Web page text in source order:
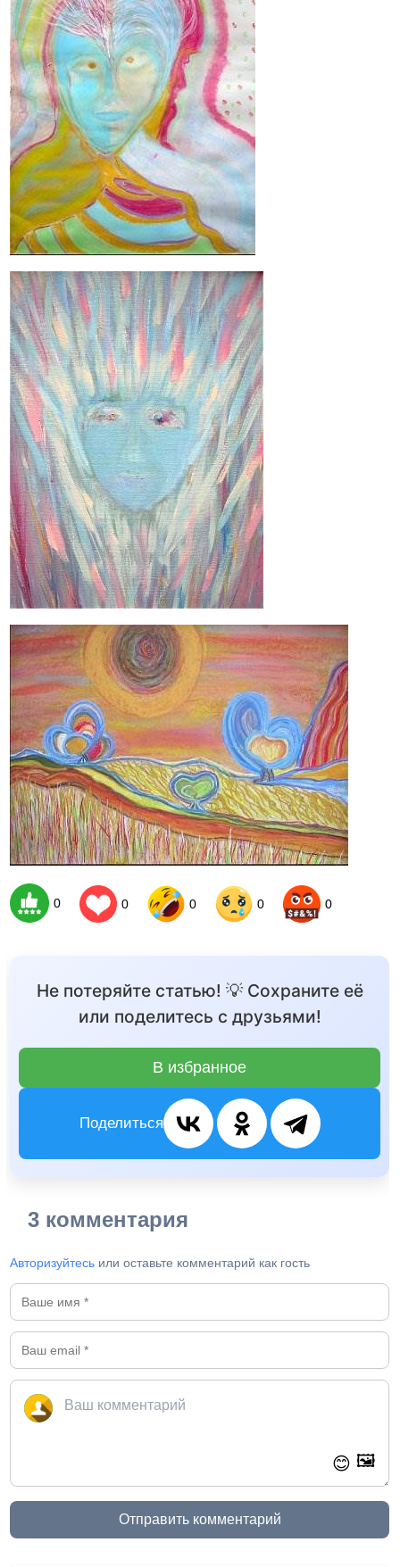
0 0 0 0 0
Не потеряйте статью! 💡 Сохраните её
или поделитесь с друзьями!
В избранное
Поделиться
3 комментария
Авторизуйтесь или оставьте комментарий как гость
😊 🖼️
Отправить комментарий